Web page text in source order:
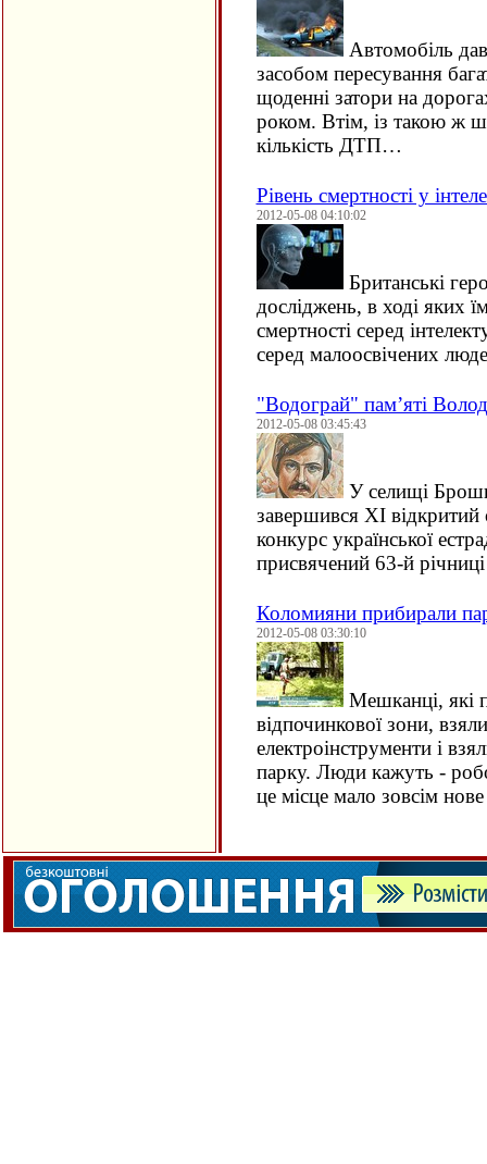
Автомобіль
засобом пересування
щоденні затори на
роком. Втім, із такою ж
кількість ДТП…
Рівень смертності у
2012-05-08 04:10:02
Британські
досліджень, в ході яких
смертності серед
серед малоосвічених
"Водограй" пам’яті
2012-05-08 03:45:43
У селищі
завершився XIвідкритий
конкурс української
присвячений 63-й
Коломияни прибирали
2012-05-08 03:30:10
Мешканці, які
відпочинкової зони,
електроінструменти і
парку. Люди кажуть -
це місце мало зовсім